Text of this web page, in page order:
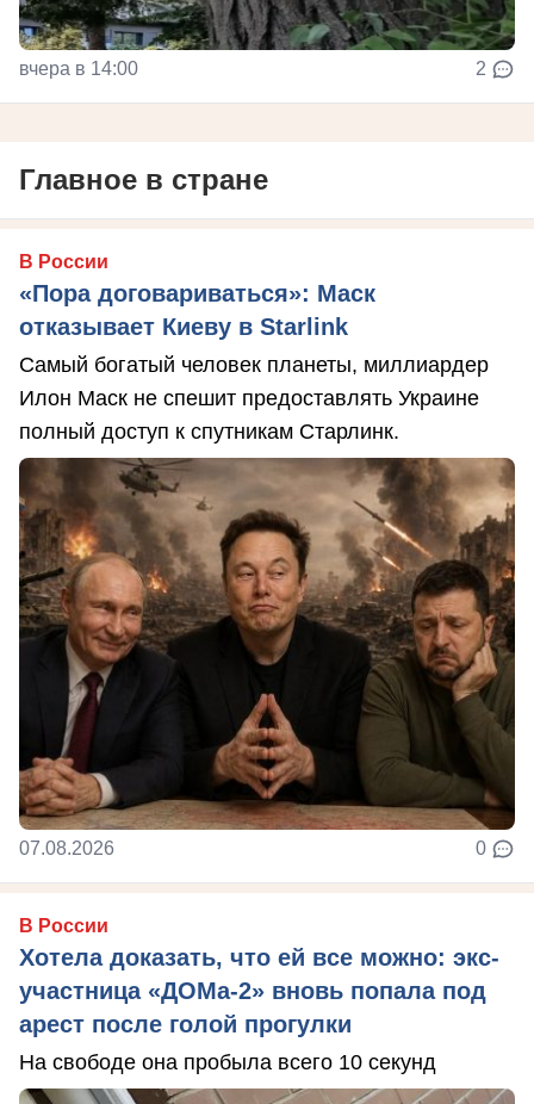
вчера в 14:00 2
Главное в стране
В России
«Пора договариваться»: Маск
отказывает Киеву в Starlink
Самый богатый человек планеты, миллиардер
Илон Маск не спешит предоставлять Украине
полный доступ к спутникам Старлинк.
07.08.2026 0
В России
Хотела доказать, что ей все можно: экс-
участница «ДОМа-2» вновь попала под
арест после голой прогулки
На свободе она пробыла всего 10 секунд